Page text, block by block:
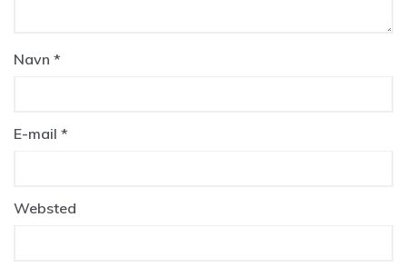
Navn *
E-mail *
Websted